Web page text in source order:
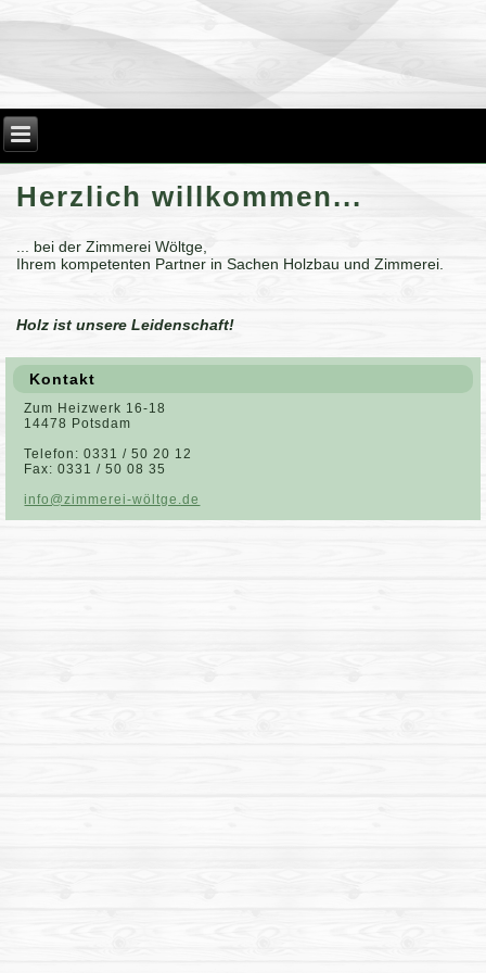
Herzlich willkommen...
... bei der Zimmerei Wöltge,
Ihrem kompetenten Partner in Sachen Holzbau und Zimmerei.
Holz ist unsere Leidenschaft!
Kontakt
Zum Heizwerk 16-18
14478 Potsdam
Telefon: 0331 / 50 20 12
Fax: 0331 / 50 08 35
info@zimmerei-wöltge.de